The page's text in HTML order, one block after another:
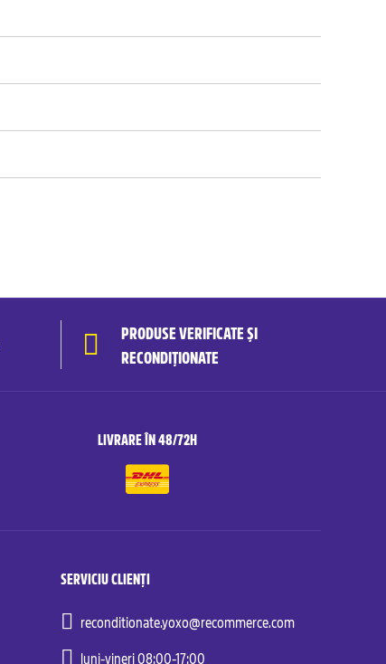
PRODUSE VERIFICATE ȘI
RECONDIȚIONATE
LIVRARE ÎN 48/72H
SERVICIU CLIENȚI
reconditionate.yoxo@recommerce.com
luni-vineri 08:00-17:00